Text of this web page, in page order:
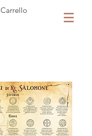
Carrello